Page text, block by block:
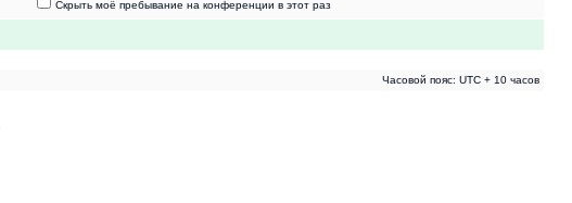
Скрыть моё пребывание на конференции в этот раз
Часовой пояс: UTC + 10 часов